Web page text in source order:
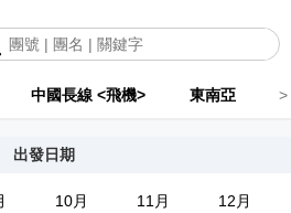
中國長線 <飛機> 東南亞 >
出發日期
10月 11月
12月